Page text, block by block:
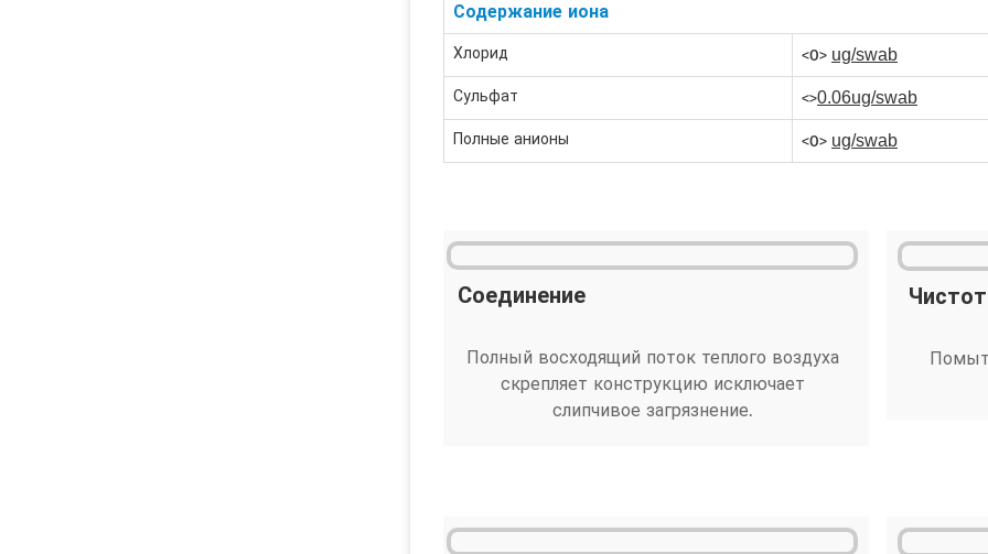
Содержание иона
Хлорид <0> ug/swab
Сульфат <>0.06ug/swab
Полные анионы <0> ug/swab
Соединение
Полный восходящий поток теплого воздуха
скрепляет конструкцию исключает
слипчивое загрязнение.